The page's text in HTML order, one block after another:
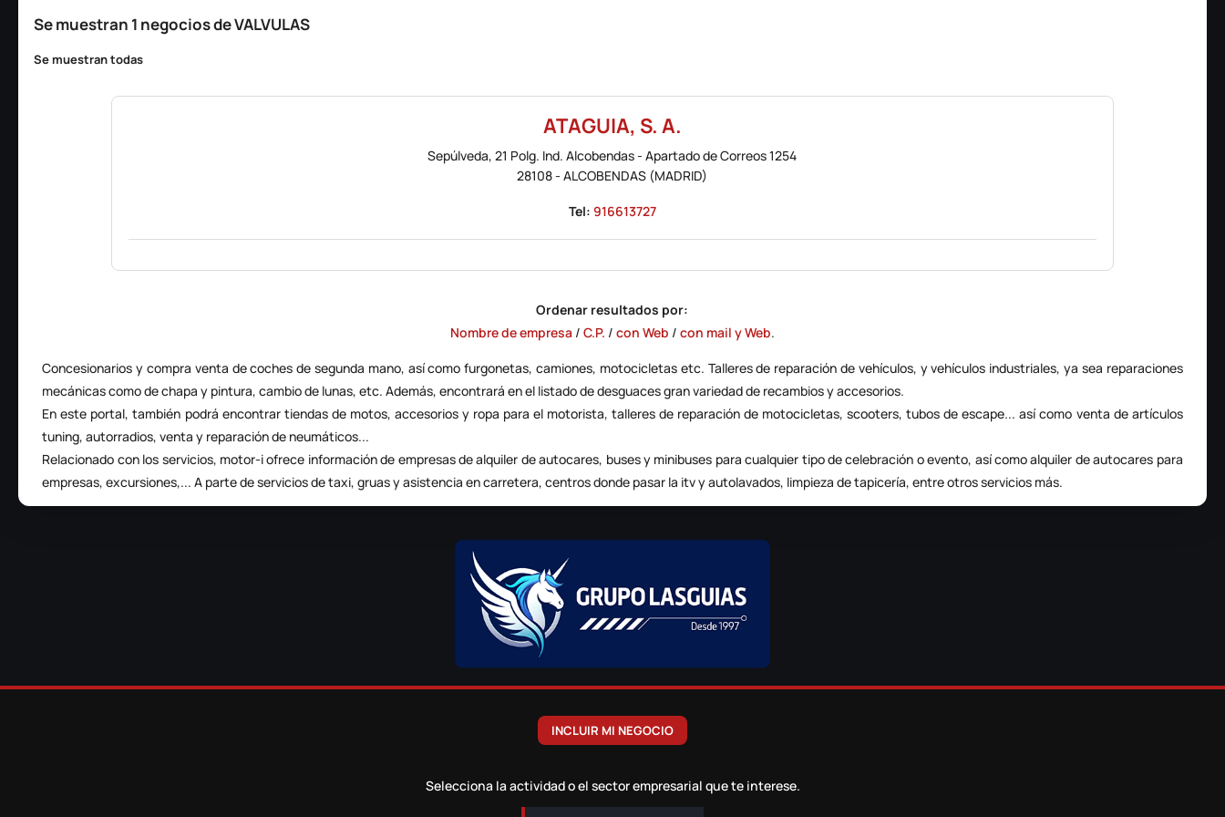
Se muestran 1 negocios de VALVULAS
Se muestran todas
ATAGUIA, S. A.
Sepúlveda, 21 Polg. Ind. Alcobendas - Apartado de Correos 1254
28108-ALCOBENDAS (MADRID)
Tel: 916613727
Ordenar resultados por:
Nombre de empresa/ C.P. / con Web / con mail y Web.
Concesionarios y compra venta de coches de segunda mano, así como furgonetas, camiones, motocicletas etc. Talleres de reparación de vehículos, y vehículos industriales, ya sea reparaciones
mecánicas como de chapa y pintura, cambio de lunas, etc. Además, encontrará en el listado dedesguacesgran variedad de recambios y accesorios.
En este portal, también podrá encontrar tiendas de motos, accesorios y ropa para el motorista, talleres de reparación de motocicletas, scooters, tubos de escape... así como venta de artículos
tuning, autorradios, venta y reparación de neumáticos...
Relacionado con los servicios, motor-i ofrece información de empresas dealquiler de autocares, buses y minibuses para cualquier tipo de celebración o evento, así como alquiler de autocares para
empresas, excursiones,... A parte de servicios de taxi,gruas y asistencia en carretera, centros donde pasar la itv y autolavados, limpieza de tapicería, entre otros servicios más.
INCLUIR MI NEGOCIO
Selecciona la actividad o el sector empresarial que te interese.